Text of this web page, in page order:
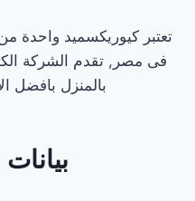
2025
تعتبر كيوريكسميد واحدة
فى مصر, تقدم الشركة
بالمنزل بافضل